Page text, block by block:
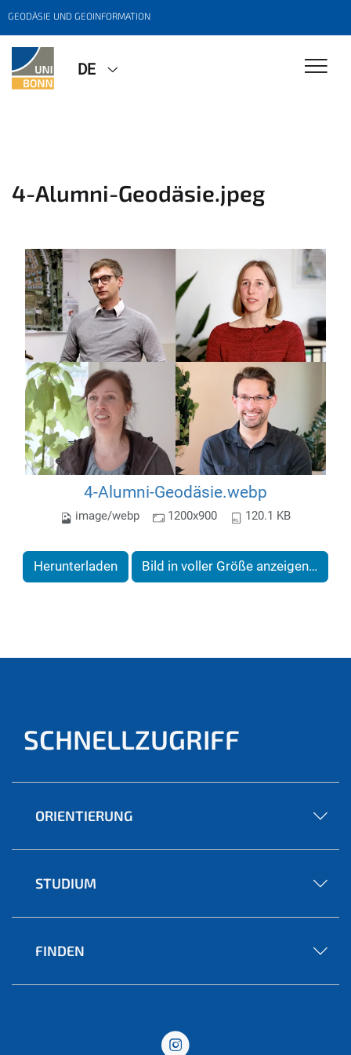
GEODÄSIE UND GEOINFORMATION
DE
4-Alumni-Geodäsie.jpeg
4-Alumni-Geodäsie.webp
image/webp 1200x900 120.1 KB
Herunterladen Bild in voller Größe anzeigen…
SCHNELLZUGRIFF
ORIENTIERUNG
STUDIUM
FINDEN